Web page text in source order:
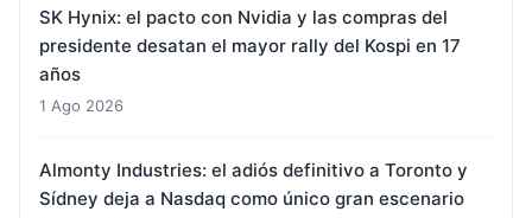
SK Hynix: el pacto con Nvidia y las compras del
presidente desatan el mayor rally del Kospi en 17
años
1 Ago 2026
Almonty Industries: el adiós definitivo a Toronto y
Sídney deja a Nasdaq como único gran escenario